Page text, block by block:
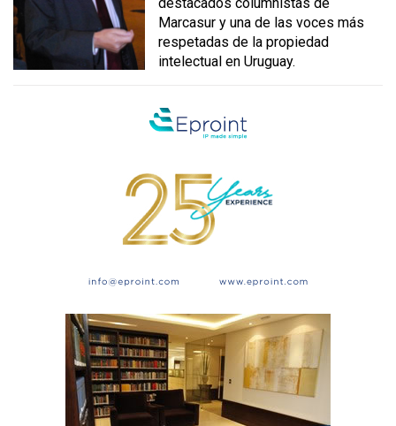
Marcasur y una de las voces más
respetadas de la propiedad
intelectual en Uruguay.